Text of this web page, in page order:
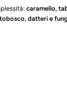
caramello,
datteri e